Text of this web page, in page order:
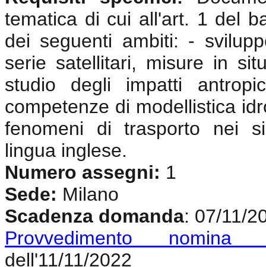
tematica di cui all'art. 1 del
dei seguenti ambiti: -
serie satellitari, misure in
studio degli impatti
competenze di modellistica
fenomeni di trasporto nei
lingua inglese.
Numero assegni: 1
Sede: Milano
Scadenza domanda: 07/11/
Provvedimento nomina
dell'11/11/2022